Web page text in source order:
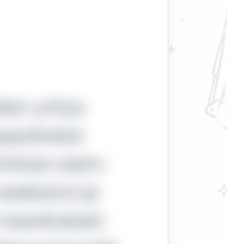
yritys.
esim.
ja